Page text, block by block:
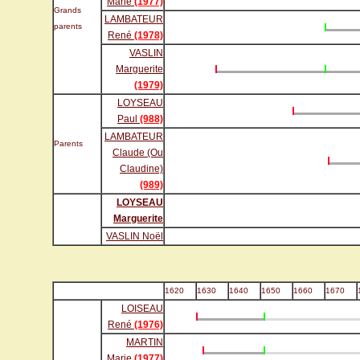
Grands
parents
LAMBATEUR
René (1978)
VASLIN
Marguerite
(1979)
Parents
LOYSEAU
Paul (988)
LAMBATEUR
Claude (Ou
Claudine)
(989)
LOYSEAU
Marguerite
VASLIN Noël
1620 1630 1640 1650 1660 1670
LOISEAU
René (1976)
MARTIN